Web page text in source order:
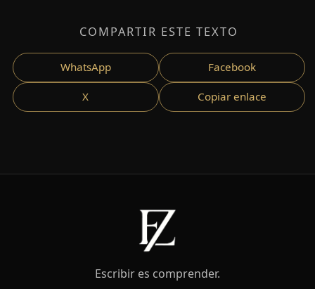
COMPARTIR ESTE TEXTO
WhatsApp Facebook
X Copiar enlace
Escribir es comprender.